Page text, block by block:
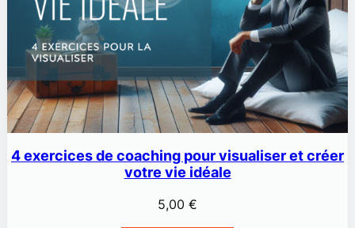
4 exercices de coaching pour visualiser et créer
votre vie idéale
5,00 €